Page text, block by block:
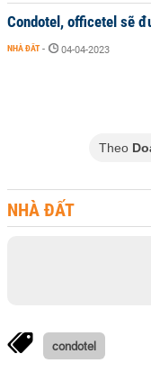
Condotel, officetel sẽ
NHÀ ĐẤT - 04-04-2023
Theo
NHÀ ĐẤT
condotel